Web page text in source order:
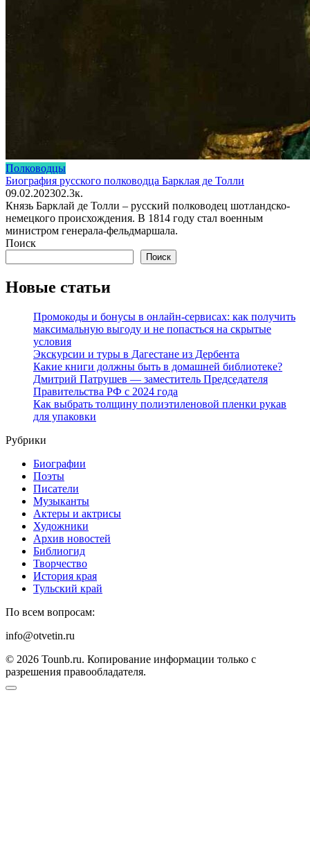
Полководцы
Биография русского полководца Барклая де Толли
09.02.202302.3к.
Князь Барклай де Толли – русский полководец шотландско-
немецкого происхождения. В 1814 году стал военным
министром генерала-фельдмаршала.
Поиск
Поиск
Новые статьи
Промокоды и бонусы в онлайн-сервисах: как получить
максимальную выгоду и не попасться на скрытые
условия
Экскурсии и туры в Дагестане из Дербента
Какие книги должны быть в домашней библиотеке?
Дмитрий Патрушев — заместитель Председателя
Правительства РФ с 2024 года
Как выбрать толщину полиэтиленовой пленки рукав
для упаковки
Рубрики
Биографии
Поэты
Писатели
Музыканты
Актеры и актрисы
Художники
Архив новостей
Библиогид
Творчество
История края
Тульский край
По всем вопросам:
info@otvetin.ru
© 2026 Tounb.ru. Копирование информации только с
разрешения правообладателя.